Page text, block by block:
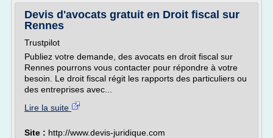
Devis d'avocats gratuit en Droit fiscal sur
Rennes
Trustpilot
Publiez votre demande, des avocats en droit fiscal sur
Rennes pourrons vous contacter pour répondre à votre
besoin. Le droit fiscal régit les rapports des particuliers ou
des entreprises avec...
Lire la suite
Site : http://www.devis-juridique.com